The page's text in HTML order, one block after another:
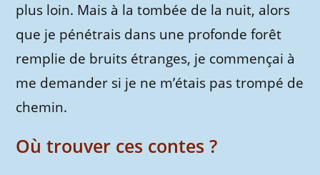
plus loin. Mais à la tombée de la nuit, alors
que je pénétrais dans une profonde forêt
remplie de bruits étranges, je commençai à
me demander si je ne m’étais pas trompé de
chemin.
Où trouver ces contes ?